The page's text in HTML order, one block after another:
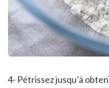
4- Pétrissez jusqu’à